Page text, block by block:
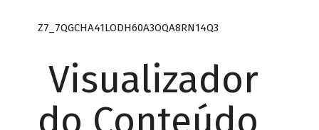
Z7_7QGCHA41LODH60A3OQA8RN14Q3
Visualizador
do Conteúdo